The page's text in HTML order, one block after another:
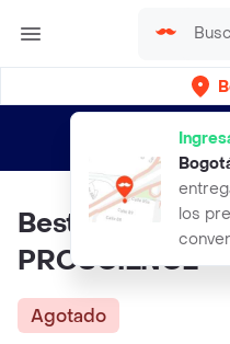
los
envíos gratis
Best Protein
PROSCIENCE
Agotado